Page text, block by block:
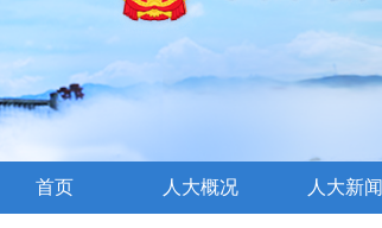
首页 人大概况 人大新闻